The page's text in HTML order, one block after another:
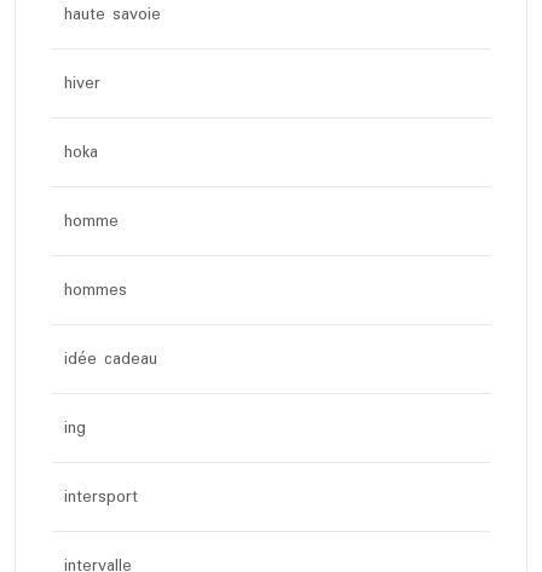
haute savoie
hiver
hoka
homme
hommes
idée cadeau
ing
intersport
intervalle